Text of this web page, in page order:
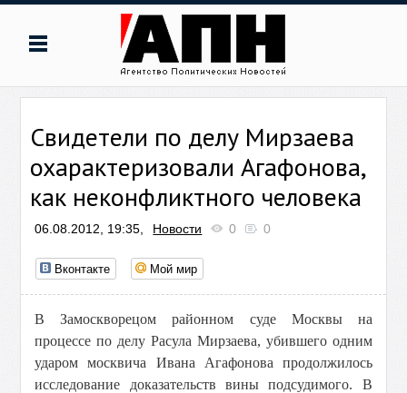
Свидетели по делу Мирзаева
охарактеризовали Агафонова,
как неконфликтного человека
06.08.2012, 19:35, Новости 0 0
Вконтакте Мой мир
В Замоскворецом районном суде Москвы на
процессе по делу Расула Мирзаева, убившего одним
ударом москвича Ивана Агафонова продолжилось
исследование доказательств вины подсудимого. В